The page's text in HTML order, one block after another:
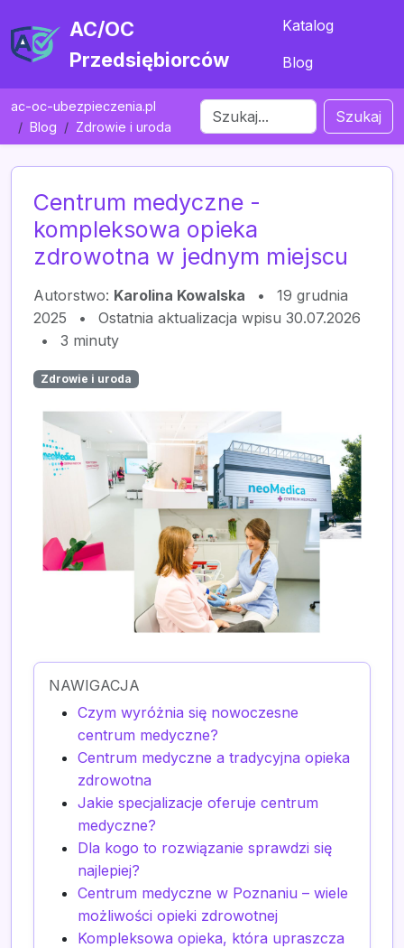
AC/OC
Przedsiębiorców
Katalog
Blog
ac-oc-ubezpieczenia.pl
Blog
Zdrowie i uroda
Szukaj
Centrum medyczne -
kompleksowa opieka
zdrowotna w jednym miejscu
Autorstwo: Karolina Kowalska •
19 grudnia
2025
•
Ostatnia aktualizacja wpisu 30.07.2026
•
3 minuty
Zdrowie i uroda
NAWIGACJA
Czym wyróżnia się nowoczesne
centrum medyczne?
Centrum medyczne a tradycyjna opieka
zdrowotna
Jakie specjalizacje oferuje centrum
medyczne?
Dla kogo to rozwiązanie sprawdzi się
najlepiej?
Centrum medyczne w Poznaniu – wiele
możliwości opieki zdrowotnej
Kompleksowa opieka, która upraszcza